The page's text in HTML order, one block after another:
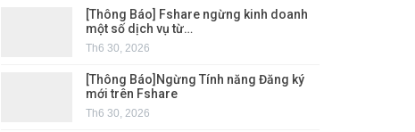
[Thông Báo] Fshare ngừng kinh doanh
một số dịch vụ từ…
Th6 30, 2026
[Thông Báo]Ngừng Tính năng Đăng ký
mới trên Fshare
Th6 30, 2026